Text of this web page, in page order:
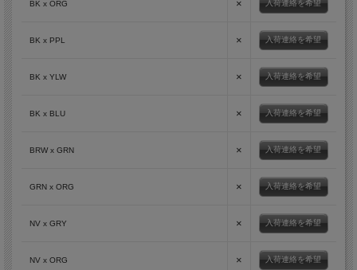
BK x ORG × 入荷連絡を希望
BK x PPL × 入荷連絡を希望
BK x YLW × 入荷連絡を希望
BK x BLU × 入荷連絡を希望
BRW x GRN × 入荷連絡を希望
GRN x ORG × 入荷連絡を希望
NV x GRY × 入荷連絡を希望
NV x ORG × 入荷連絡を希望